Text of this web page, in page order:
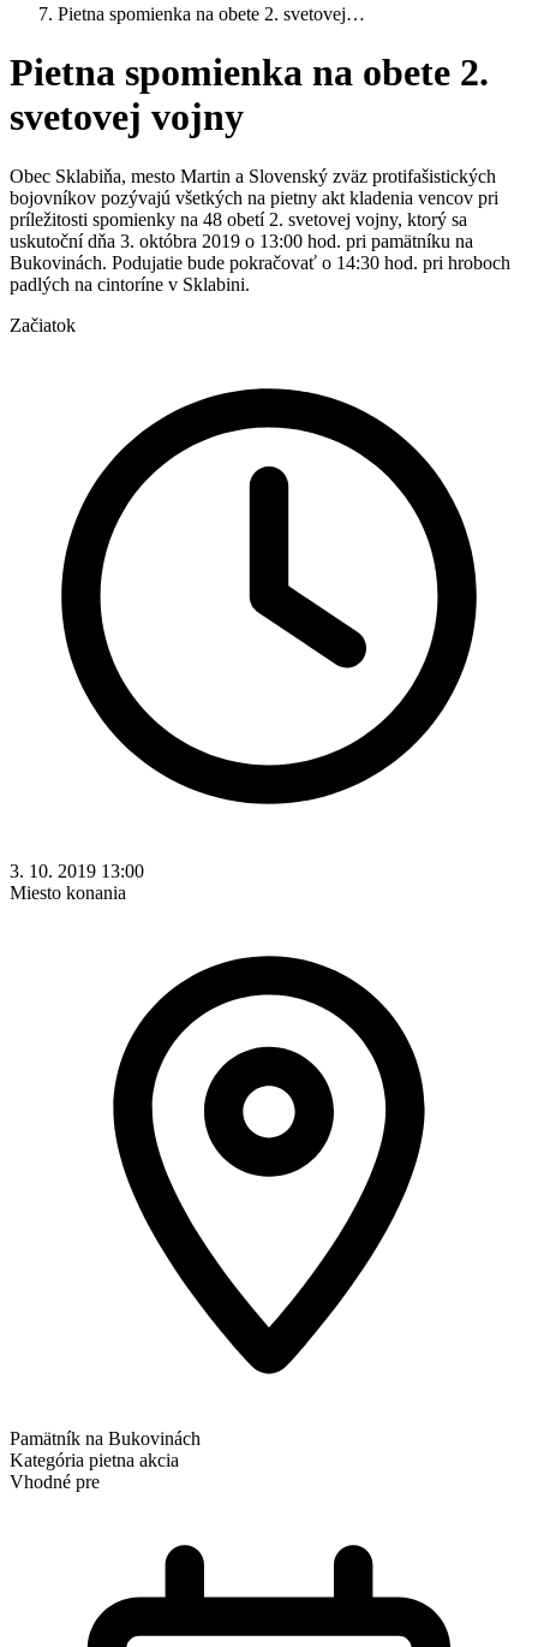
Pietna spomienka na obete 2. svetovej…
Pietna spomienka na obete 2.
svetovej vojny
Obec Sklabiňa, mesto Martin a Slovenský zväz protifašistických
bojovníkov pozývajú všetkých na pietny akt kladenia vencov pri
príležitosti spomienky na 48 obetí 2. svetovej vojny, ktorý sa
uskutoční dňa 3. októbra 2019 o 13:00 hod. pri pamätníku na
Bukovinách. Podujatie bude pokračovať o 14:30 hod. pri hroboch
padlých na cintoríne v Sklabini.
Začiatok
3. 10. 2019 13:00
Miesto konania
Pamätník na Bukovinách
Kategória pietna akcia
Vhodné pre